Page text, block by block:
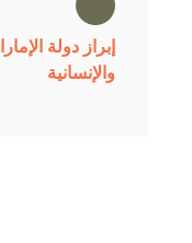
إبراز دولة
والإنسانية